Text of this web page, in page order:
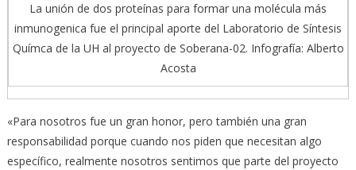
La unión de dos proteínas para formar una molécula más
inmunogenica fue el principal aporte del Laboratorio de Síntesis
Químca de la UH al proyecto de Soberana-02. Infografía: Alberto
Acosta
«Para nosotros fue un gran honor, pero también una gran
responsabilidad porque cuando nos piden que necesitan algo
específico, realmente nosotros sentimos que parte del proyecto